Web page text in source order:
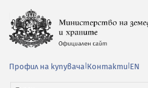
Профил на купувача Контакти EN